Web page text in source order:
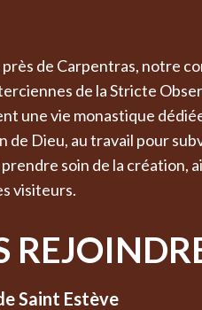
près de Carpentras, notre
de la Stricte
une vie monastique
de Dieu, au travail pour
soin de la création,
visiteurs.
Saint Estève